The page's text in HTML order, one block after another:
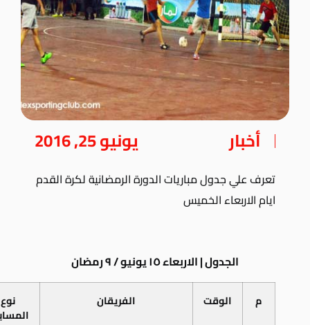
أخبار يونيو 25, 2016
تعرف علي جدول مباريات الدورة الرمضانية لكرة القدم
ايام الاربعاء الخميس
الجدول | الاربعاء ١٥ يونيو / ٩ رمضان
م الوقت الفريقان نوع